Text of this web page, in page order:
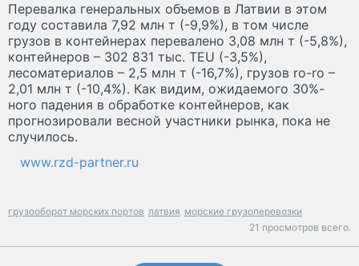
Перевалка генеральных объемов в Латвии в этом
году составила 7,92 млн т (-9,9%), в том числе
грузов в контейнерах перевалено 3,08 млн т (-5,8%),
контейнеров – 302 831 тыс. TEU (-3,5%),
лесоматериалов – 2,5 млн т (-16,7%), грузов ro-ro –
2,01 млн т (-10,4%). Как видим, ожидаемого 30%-
ного падения в обработке контейнеров, как
прогнозировали весной участники рынка, пока не
случилось.
www.rzd-partner.ru
грузооборот морских портов латвия морские грузоперевозки
21 просмотров всего.